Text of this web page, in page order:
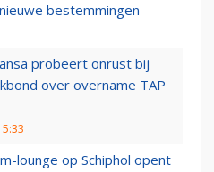
bestemmingen
probeert onrust bij
over overname TAP
lounge op Schiphol opent